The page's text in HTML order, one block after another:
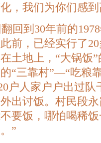
，我们为你们感到
回到30年前的
前，已经实行了
土地上，“大锅饭
“三靠村”—“吃粮
户人家户户出过队
出讨饭。村民段
要饭，哪怕喝稀
”